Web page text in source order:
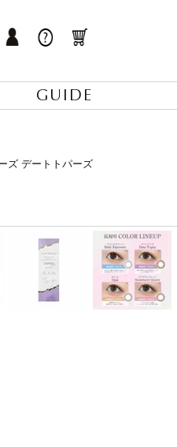
GUIDE
ズ デートトパーズ